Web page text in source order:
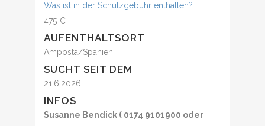
Was ist in der Schutzgebühr enthalten?
475 €
AUFENTHALTSORT
Amposta/Spanien
SUCHT SEIT DEM
21.6.2026
INFOS
Susanne Bendick ( 0174 9101900 oder